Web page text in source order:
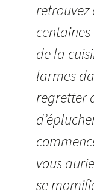
retrouvez
de la
larmes
regretter
vous
se